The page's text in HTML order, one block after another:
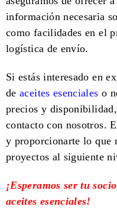
información necesaria
como facilidades en el
logística de envío.
Si estás interesado en
deaceites esenciales o
precios y
contacto con nosotros.
y proporcionarte lo que
proyectos al siguiente
¡Esperamos ser tu
aceites esenciales!